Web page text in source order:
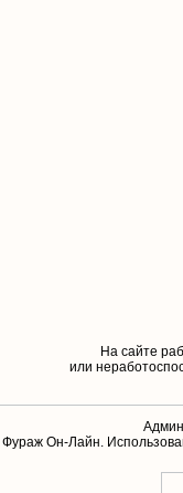
На сайте
или
Фураж Он-Лайн.